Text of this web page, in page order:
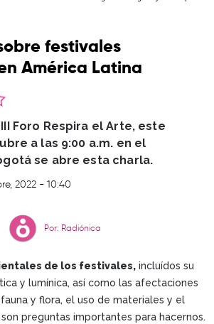
festivales
América Latina
Foro Respira el Arte, este
a las 9:00 a.m. en el
se abre esta charla.
2022 - 10:40
Por: Radiónica
de los festivales, incluídos su
y lumínica, así como las afectaciones
y flora, el uso de materiales y el
preguntas importantes para hacernos.